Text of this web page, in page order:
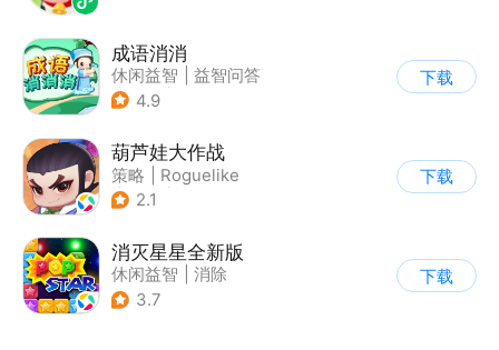
成语消消
休闲益智
益智问答
| 成语
4.9
下载
葫芦娃大作战
策略
Roguelike
| 神话
2.1
下载
消灭星星全新版
休闲益智
消除
3.7
下载